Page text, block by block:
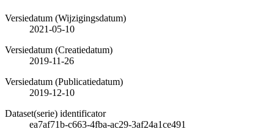
Versiedatum (Wijzigingsdatum)
2021-05-10
Versiedatum (Creatiedatum)
2019-11-26
Versiedatum (Publicatiedatum)
2019-12-10
Dataset(serie) identificator
ea7af71b-c663-4fba-ac29-3af24a1ce491